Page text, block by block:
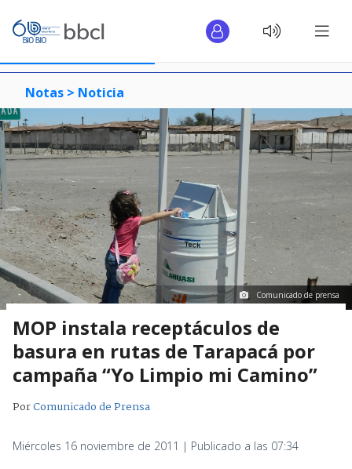
Notas > Noticia
Comunicado de prensa
MOP instala receptáculos de
basura en rutas de Tarapacá por
campaña “Yo Limpio mi Camino”
PorComunicado de Prensa
Miércoles 16 noviembre de 2011 | Publicado a las 07:34